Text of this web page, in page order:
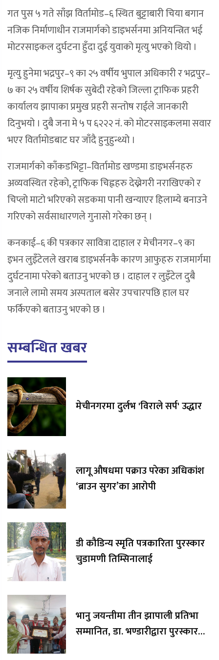
गत पुस ५ गते साँझ विर्तामोड–६ स्थित बुट्टाबारी चिया बगान
नजिक निर्माणाधीन राजमार्गको डाइभर्सनमा अनियन्त्रित भई
मोटरसाइकल दुर्घटना हुँदा दुई युवाको मृत्यु भएको थियो ।
मृत्यु हुनेमा भद्रपुर–९ का २५ वर्षीय भुपाल अधिकारी र भद्रपुर–
७ का २५ वर्षीय शिर्षक सुबेदी रहेको जिल्ला ट्राफिक प्रहरी
कार्यालय झापाका प्रमुख प्रहरी सन्तोष राईले जानकारी
दिनुभयो । दुबै जना मे ५ प ६२२२ नं. को मोटरसाइकलमा सवार
भएर विर्तामोडबाट घर जाँदै हुनुहुन्थ्यो ।
राजमार्गको काँकडभिट्टा–विर्तामोड खण्डमा डाइभर्सनहरु
अव्यवस्थित रहेको, ट्राफिक चिह्नहरु देख्नेगरी नराखिएको र
चिप्लो माटो भरिएको सडकमा पानी खन्याएर हिलाम्ये बनाउने
गरिएको सर्वसाधारणले गुनासो गरेका छन् ।
कनकाई–६ की पत्रकार सावित्रा दाहाल र मेचीनगर–९ का
इभन लुइँटेलले खराब डाइभर्सनकै कारण आफुहरु राजमार्गमा
दुर्घटनामा परेको बताउनु भएको छ । दाहाल र लुइँटेल दुबै
जनाले लामो समय अस्पताल बसेर उपचारपछि हाल घर
फर्किएको बताउनु भएको छ ।
सम्बन्धित खबर
मेचीनगरमा दुर्लभ 'विराले सर्प' उद्धार
लागू औषधमा पक्राउ परेका अधिकांश
‘ब्राउन सुगर’का आरोपी
डी कौडिन्य स्मृति पत्रकारिता पुरस्कार
चुडामणी तिम्सिनालाई
भानु जयन्तीमा तीन झापाली प्रतिभा
सम्मानित, डा. भण्डारीद्वारा पुरस्कार